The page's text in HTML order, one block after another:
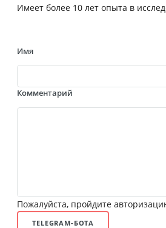
Имеет более 10 лет опыта в
Имя
Комментарий
Пожалуйста, пройдите
TELEGRAM-БОТА